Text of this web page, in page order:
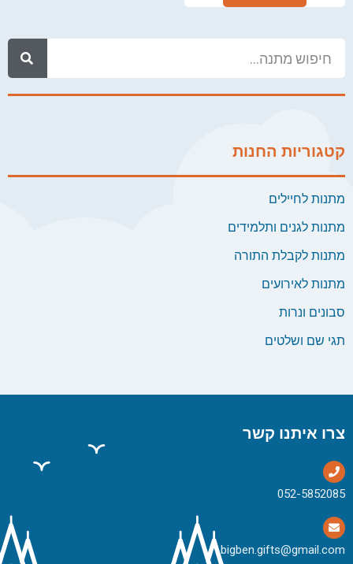
קטגוריות החנות
מתנות לחיילים
מתנות לגנים ותלמידים
מתנות לקבלת התורה
מתנות לאירועים
סבונים ונרות
תגי שם ושלטים
צרו איתנו קשר
bigben.gifts@gmail.com